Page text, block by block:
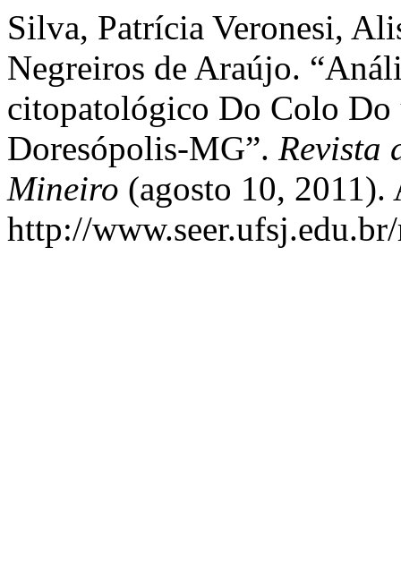
Silva, Patrícia Veronesi,
Negreiros de Araújo.
citopatológico Do Colo
Doresópolis-MG”. Revista
Mineiro (agosto 10, 2011).
http://